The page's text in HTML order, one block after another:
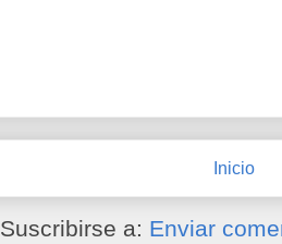
Inicio
Suscribirse a: Enviar